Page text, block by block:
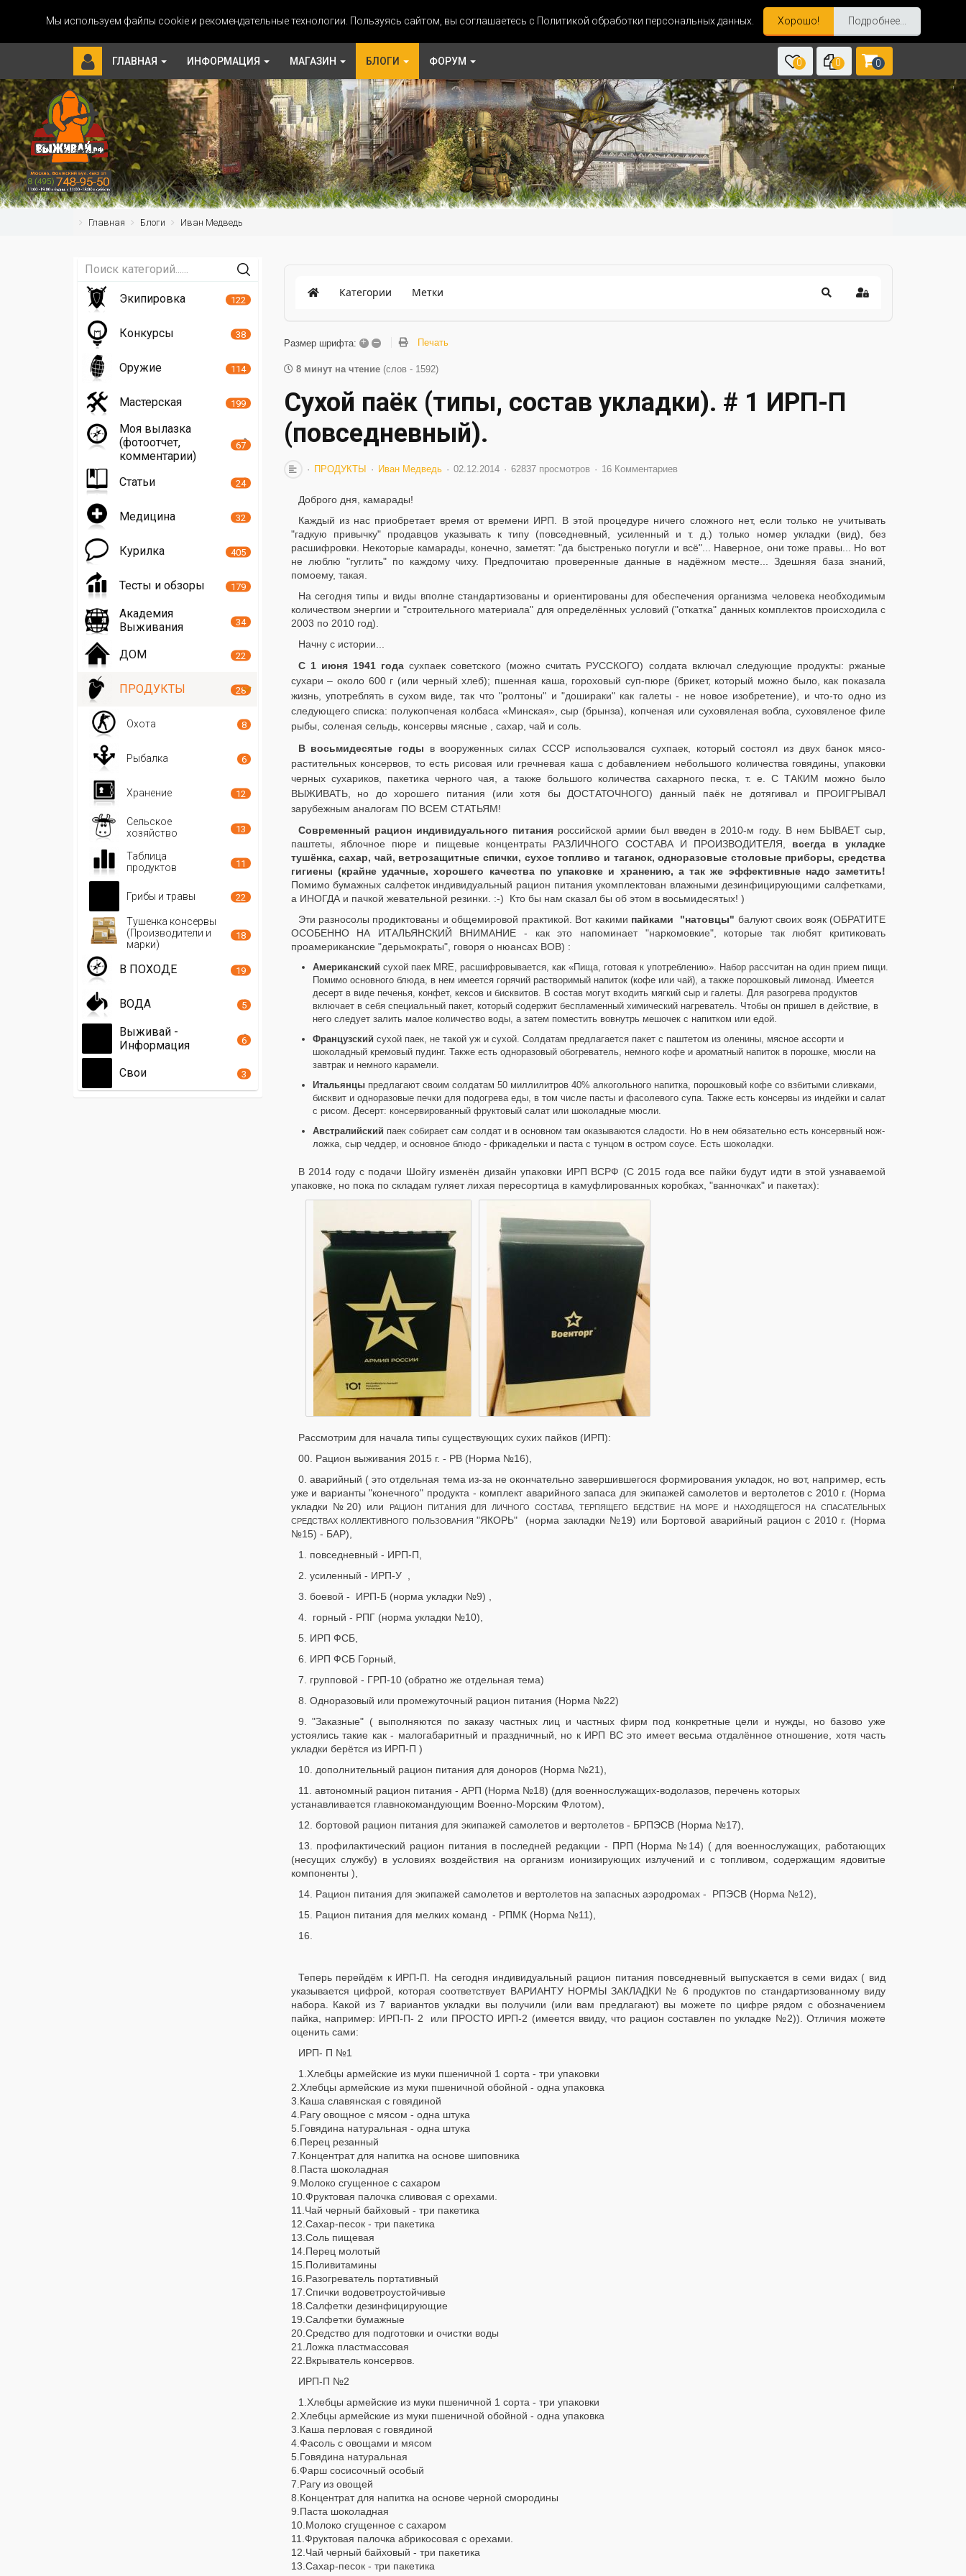
Мы используем файлы cookie и рекомендательные технологии. Пользуясь сайтом, вы соглашаетесь с Политикой обработки персональных данных. Хорошо! Подробнее...
ГЛАВНАЯ ИНФОРМАЦИЯ МАГАЗИН БЛОГИ ФОРУМ 0 0 0
Главная Блоги Иван Медведь
Категории Метки
Размер шрифта: + – Печать
8 минут на чтение (слов - 1592)
Сухой паёк (типы, состав укладки). # 1 ИРП-П
(повседневный).
ПРОДУКТЫ Иван Медведь 02.12.2014 62837 просмотров 16 Комментариев
Доброго дня, камарады!
Каждый из нас приобретает время от времени ИРП. В этой процедуре ничего сложного нет, если только не учитывать
"гадкую привычку" продавцов указывать к типу (повседневный, усиленный и т. д.) только номер укладки (вид), без
расшифровки. Некоторые камарады, конечно, заметят: "да быстренько погугли и всё"... Наверное, они тоже правы... Но вот
не люблю "гуглить" по каждому чиху. Предпочитаю проверенные данные в надёжном месте... Здешняя база знаний,
помоему, такая.
На сегодня типы и виды вполне стандартизованы и ориентированы для обеспечения организма человека необходимым
количеством энергии и "строительного материала" для определённых условий ("откатка" данных комплектов происходила с
2003 по 2010 год).
Начну с истории...
С 1 июня 1941 годасухпаек советского (можно считать РУССКОГО) солдата включал следующие продукты: ржаные
сухари – около 600 г (или черный хлеб); пшенная каша, гороховый суп-пюре (брикет, который можно было, как показала
жизнь, употреблять в сухом виде, так что "ролтоны" и "дошираки" как галеты - не новое изобретение), и что-то одно из
следующего списка: полукопченая колбаса «Минская», сыр (брынза), копченая или суховяленая вобла, суховяленое филе
рыбы, соленая сельдь, консервы мясные , сахар, чай и соль.
В восьмидесятые годы в вооруженных силах СССР использовался сухпаек, который состоял из двух банок мясо-
растительных консервов, то есть рисовая или гречневая каша с добавлением небольшого количества говядины, упаковки
черных сухариков, пакетика черного чая, а также большого количества сахарного песка, т. е. С ТАКИМ можно было
ВЫЖИВАТЬ, но до хорошего питания (или хотя бы ДОСТАТОЧНОГО) данный паёк не дотягивал и ПРОИГРЫВАЛ
зарубежным аналогам ПО ВСЕМ СТАТЬЯМ!
Современный рацион индивидуального питанияроссийской армии был введен в 2010-м году. В нем БЫВАЕТ сыр,
паштеты, яблочное пюре и пищевые концентраты РАЗЛИЧНОГО СОСТАВА И ПРОИЗВОДИТЕЛЯ, всегда в укладке
тушёнка, сахар, чай, ветрозащитные спички, сухое топливо и таганок, одноразовые столовые приборы, средства
гигиены (крайне удачные, хорошего качества по упаковке и хранению, а так же эффективные надо заметить!
Помимо бумажных салфеток индивидуальный рацион питания укомплектован влажными дезинфицирующими салфетками,
а ИНОГДА и пачкой жевательной резинки. :-) Кто бы нам сказал бы об этом в восьмидесятых! )
Эти разносолы продиктованы и общемировой практикой. Вот какими пайками "натовцы" балуют своих вояк (ОБРАТИТЕ
ОСОБЕННО НА ИТАЛЬЯНСКИЙ ВНИМАНИЕ - как это напоминает "наркомовкие", которые так любят критиковать
проамериканские "дерьмократы", говоря о нюансах ВОВ) :
Американский сухой паек MRE, расшифровывается, как «Пища, готовая к употреблению». Набор рассчитан на один прием пищи.
Помимо основного блюда, в нем имеется горячий растворимый напиток (кофе или чай), а также порошковый лимонад. Имеется
десерт в виде печенья, конфет, кексов и бисквитов. В состав могут входить мягкий сыр и галеты. Для разогрева продуктов
включает в себя специальный пакет, который содержит беспламенный химический нагреватель. Чтобы он пришел в действие, в
него следует залить малое количество воды, а затем поместить вовнутрь мешочек с напитком или едой.
Французский сухой паек, не такой уж и сухой. Солдатам предлагается пакет с паштетом из оленины, мясное ассорти и
шоколадный кремовый пудинг. Также есть одноразовый обогреватель, немного кофе и ароматный напиток в порошке, мюсли на
завтрак и немного карамели.
Итальянцыпредлагают своим солдатам 50 миллилитров 40% алкогольного напитка, порошковый кофе со взбитыми сливками,
бисквит и одноразовые печки для подогрева еды, в том числе пасты и фасолевого супа. Также есть консервы из индейки и салат
с рисом. Десерт: консервированный фруктовый салат или шоколадные мюсли.
Австралийский паек собирает сам солдат и в основном там оказываются сладости. Но в нем обязательно есть консервный нож-
ложка, сыр чеддер, и основное блюдо - фрикадельки и паста с тунцом в остром соусе. Есть шоколадки.
В 2014 году с подачи Шойгу изменён дизайн упаковки ИРП ВСРФ (С 2015 года все пайки будут идти в этой узнаваемой
упаковке, но пока по складам гуляет лихая пересортица в камуфлированных коробках, "ванночках" и пакетах):
Рассмотрим для начала типы существующих сухих пайков (ИРП):
00. Рацион выживания 2015 г. - РВ (Норма №16),
0. аварийный ( это отдельная тема из-за не окончательно завершившегося формирования укладок, но вот, например, есть
уже и варианты "конечного" продукта - комплект аварийного запаса для экипажей самолетов и вертолетов с 2010 г. (Норма
укладки №20) или
РАЦИОН ПИТАНИЯ ДЛЯ ЛИЧНОГО СОСТАВА, ТЕРПЯЩЕГО БЕДСТВИЕ НА МОРЕ И
НАХОДЯЩЕГОСЯ НА СПАСАТЕЛЬНЫХ
СРЕДСТВАХ КОЛЛЕКТИВНОГО ПОЛЬЗОВАНИЯ"ЯКОРЬ" (норма закладки №19) или Бортовой аварийный рацион с 2010 г. (Норма
№15) - БАР),
1. повседневный - ИРП-П,
2. усиленный - ИРП-У ,
3. боевой - ИРП-Б (норма укладки №9) ,
4. горный - РПГ (норма укладки №10),
5. ИРП ФСБ,
6. ИРП ФСБ Горный,
7. групповой - ГРП-10 (обратно же отдельная тема)
8. Одноразовый или промежуточный рацион питания (Норма №22)
9. "Заказные" ( выполняются по заказу частных лиц и частных фирм под конкретные цели и нужды, но базово уже
устоялись такие как - малогабаритный и праздничный, но к ИРП ВС это имеет весьма отдалённое отношение, хотя часть
укладки берётся из ИРП-П )
10. дополнительный рацион питания для доноров (Норма №21),
11. автономный рацион питания - АРП (Норма №18) (для военнослужащих-водолазов, перечень которых
устанавливается главнокомандующим Военно-Морским Флотом),
12. бортовой рацион питания для экипажей самолетов и вертолетов - БРПЭСВ (Норма №17),
13. профилактический рацион питания в последней редакции - ПРП (Норма №14) ( для военнослужащих, работающих
(несущих службу) в условиях воздействия на организм ионизирующих излучений и с топливом, содержащим ядовитые
компоненты ),
14. Рацион питания для экипажей самолетов и вертолетов на запасных аэродромах - РПЭСВ (Норма №12),
15. Рацион питания для мелких команд - РПМК (Норма №11),
16.
Теперь перейдём к ИРП-П. На сегодня индивидуальный рацион питания повседневный выпускается в семи видах ( вид
указывается цифрой, которая соответствует ВАРИАНТУ НОРМЫ ЗАКЛАДКИ № 6 продуктов по стандартизованному виду
набора. Какой из 7 вариантов укладки вы получили (или вам предлагают) вы можете по цифре рядом с обозначением
пайка, например: ИРП-П- 2 или ПРОСТО ИРП-2 (имеется ввиду, что рацион составлен по укладке №2)). Отличия можете
оценить сами:
ИРП- П №1
1.Хлебцы армейские из муки пшеничной 1 сорта - три упаковки
2.Хлебцы армейские из муки пшеничной обойной - одна упаковка
3.Каша славянская с говядиной
4.Рагу овощное с мясом - одна штука
5.Говядина натуральная - одна штука
6.Перец резанный
7.Концентрат для напитка на основе шиповника
8.Паста шоколадная
9.Молоко сгущенное с сахаром
10.Фруктовая палочка сливовая с орехами.
11.Чай черный байховый - три пакетика
12.Сахар-песок - три пакетика
13.Соль пищевая
14.Перец молотый
15.Поливитамины
16.Разогреватель портативный
17.Спички водоветроустойчивые
18.Салфетки дезинфицирующие
19.Салфетки бумажные
20.Средство для подготовки и очистки воды
21.Ложка пластмассовая
22.Вкрыватель консервов.
ИРП-П №2
1.Хлебцы армейские из муки пшеничной 1 сорта - три упаковки
2.Хлебцы армейские из муки пшеничной обойной - одна упаковка
3.Каша перловая с говядиной
4.Фасоль с овощами и мясом
5.Говядина натуральная
6.Фарш сосисочный особый
7.Рагу из овощей
8.Концентрат для напитка на основе черной смородины
9.Паста шоколадная
10.Молоко сгущенное с сахаром
11.Фруктовая палочка абрикосовая с орехами.
12.Чай черный байховый - три пакетика
13.Сахар-песок - три пакетика
Экипировка 122
Конкурсы 38
Оружие 114
Мастерская 199
Моя вылазка
(фотоотчет,
комментарии)
67
Статьи 24
Медицина 32
Курилка 405
Тесты и обзоры 179
Академия
Выживания
34
ДОМ 22
ПРОДУКТЫ 28
Охота 8
Рыбалка 6
Хранение 12
Сельское
хозяйство
13
Таблица
продуктов
11
Грибы и травы 22
Тушенка консервы
(Производители и
марки)
18
В ПОХОДЕ 19
ВОДА 5
Выживай -
Информация
6
Свои 3